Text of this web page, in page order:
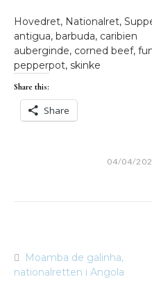
Hovedret, Nationalret,
antigua, barbuda, caribien
auberginde, corned beef,
pepperpot, skinke
Share this:
Share
04/04/
Indlægsnavigation
Moamba de galinha,
nationalretten i Angola